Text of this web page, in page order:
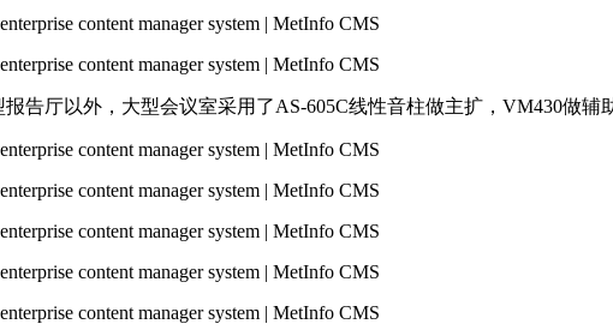
告厅以外，大型会议室采用了AS-605C线性音柱做主扩，VM430做辅